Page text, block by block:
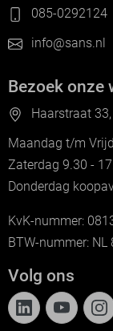
085-0292124
info@sans.nl
Bezoek onze
Haarstraat
Maandag t/m
Zaterdag 9.30 -
Donderdag
KvK-nummer:
BTW-nummer: NL
Volg ons